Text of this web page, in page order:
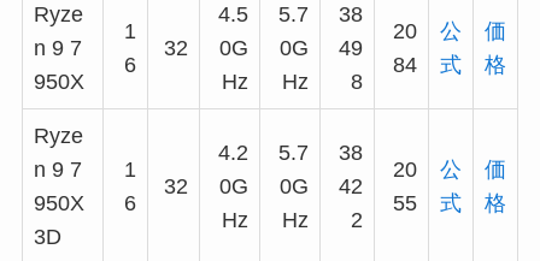
Ryze
n 9 7
950X
1
6
32
4.5
0G
Hz
5.7
0G
Hz
38
49
8
20
84
公
式
価
格
Ryze
n 9 7
950X
3D
1
6
32
4.2
0G
Hz
5.7
0G
Hz
38
42
2
20
55
公
式
価
格